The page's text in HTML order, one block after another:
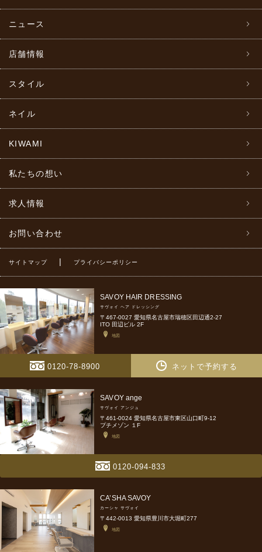
ニュース
店舗情報
スタイル
ネイル
KIWAMI
私たちの想い
求人情報
お問い合わせ
サイトマップ | プライバシーポリシー
SAVOY HAIR DRESSING
サヴォイ ヘア ドレッシング
〒467-0027 愛知県名古屋市瑞穂区田辺通2-27
ITO 田辺ビル 2F
地図
0120-78-8900 ネットで予約する
SAVOY ange
サヴォイ アンジュ
〒461-0024 愛知県名古屋市東区山口町9-12
プチメゾン １F
地図
0120-094-833
CA’SHA SAVOY
カーシャ サヴォイ
〒442-0013 愛知県豊川市大堀町277
地図